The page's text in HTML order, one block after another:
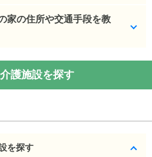
額料金は次のとおりです。
な入居条件は次のとおりで
要介護5
な料金プラン
家の住所や交通手段を教
セス
市野口町長砂968-1
0.7km尾上の松駅1.7km別府
護施設を探す
を探す